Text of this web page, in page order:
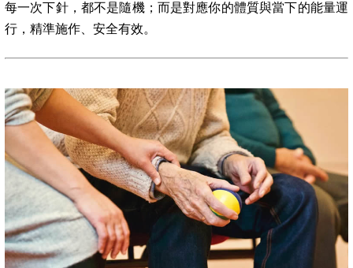
每一次下針，都不是隨機；而是對應你的體質與當下的能量運
行，精準施作、安全有效。